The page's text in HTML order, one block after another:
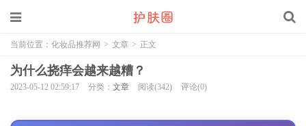
当前位置： 化妆品推荐网 > 文章 > 正文
为什么挠痒会越来越糟？
2023-05-12 02:59:17 分类： 文章 阅读(342) 评论(0)